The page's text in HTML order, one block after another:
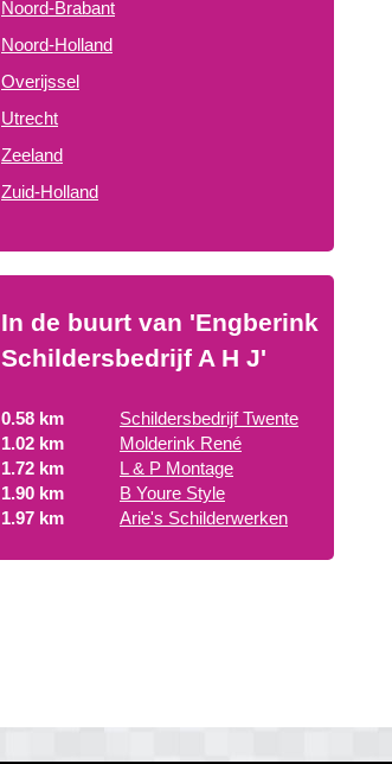
Noord-Brabant
Noord-Holland
Overijssel
Utrecht
Zeeland
Zuid-Holland
In de buurt van 'Engberink
Schildersbedrijf A H J'
0.58 km
Schildersbedrijf Twente
1.02 km
Molderink René
1.72 km
L & P Montage
1.90 km
B Youre Style
1.97 km
Arie's Schilderwerken